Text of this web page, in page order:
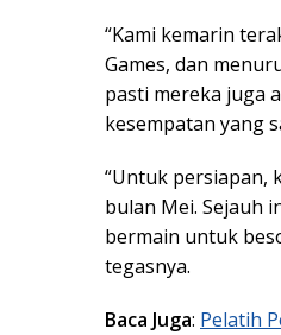
“Kami kemarin
Games, dan
pasti mereka juga
kesempatan yang
“Untuk persiapan,
bulan Mei. Sejauh
bermain untuk
tegasnya.
Baca Juga: Pelatih